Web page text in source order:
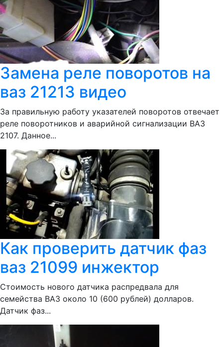
Замена реле поворотов на
ваз 21213 видео
За правильную работу указателей поворотов отвечает
реле поворотников и аварийной сигнализации ВАЗ
2107. Данное...
Как проверить датчик фаз
ваз 21099 инжектор
Стоимость нового датчика распредвала для
семейства ВАЗ около 10 (600 рублей) долларов.
Датчик фаз...